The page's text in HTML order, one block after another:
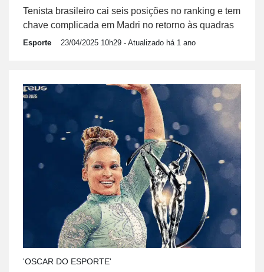
Tenista brasileiro cai seis posições no ranking e tem
chave complicada em Madri no retorno às quadras
Esporte 23/04/2025 10h29 - Atualizado há 1 ano
'OSCAR DO ESPORTE'